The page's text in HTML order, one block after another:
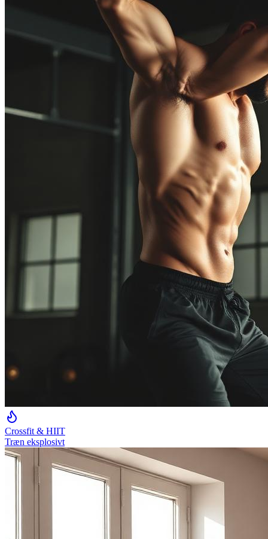
Crossfit & HIIT
Træn eksplosivt